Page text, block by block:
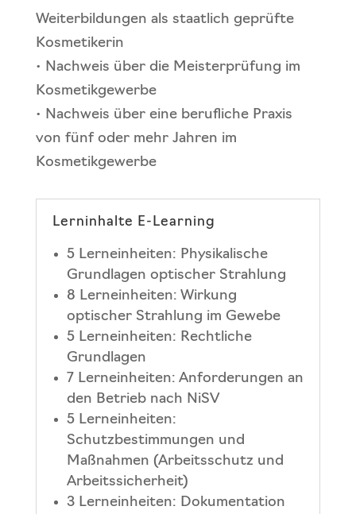
Weiterbildungen als staatlich geprüfte
Kosmetikerin
• Nachweis über die Meisterprüfung im
Kosmetikgewerbe
• Nachweis über eine berufliche Praxis
von fünf oder mehr Jahren im
Kosmetikgewerbe
Lerninhalte E-Learning
5 Lerneinheiten: Physikalische
Grundlagen optischer Strahlung
8 Lerneinheiten: Wirkung
optischer Strahlung im Gewebe
5 Lerneinheiten: Rechtliche
Grundlagen
7 Lerneinheiten: Anforderungen an
den Betrieb nach NiSV
5 Lerneinheiten:
Schutzbestimmungen und
Maßnahmen (Arbeitsschutz und
Arbeitssicherheit)
3 Lerneinheiten: Dokumentation